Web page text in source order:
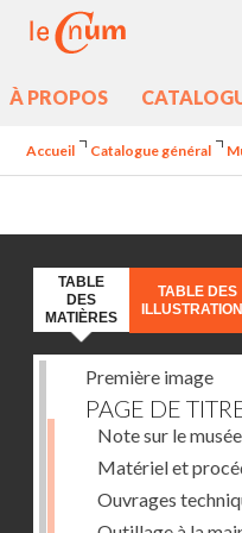
À PROPOS
Accueil Catalogue général
TABLE
DES
MATIÈRES
TABLE DES
Première image
PAGE DE
Note sur le
Matériel et
Ouvrages